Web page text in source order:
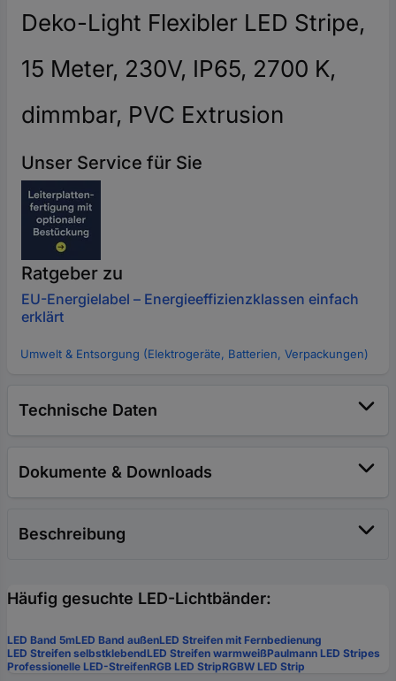
Deko-Light Flexibler LED Stripe,
15 Meter, 230V, IP65, 2700 K,
dimmbar, PVC Extrusion
Unser Service für Sie
Ratgeber zu
EU-Energielabel – Energieeffizienzklassen einfach
erklärt
Umwelt & Entsorgung (Elektrogeräte, Batterien, Verpackungen)
Technische Daten
Dokumente & Downloads
Beschreibung
Häufig gesuchte LED-Lichtbänder:
LED Band 5mLED Band außenLED Streifen mit Fernbedienung
LED Streifen selbstklebendLED Streifen warmweißPaulmann LED Stripes
Professionelle LED-StreifenRGB LED StripRGBW LED Strip